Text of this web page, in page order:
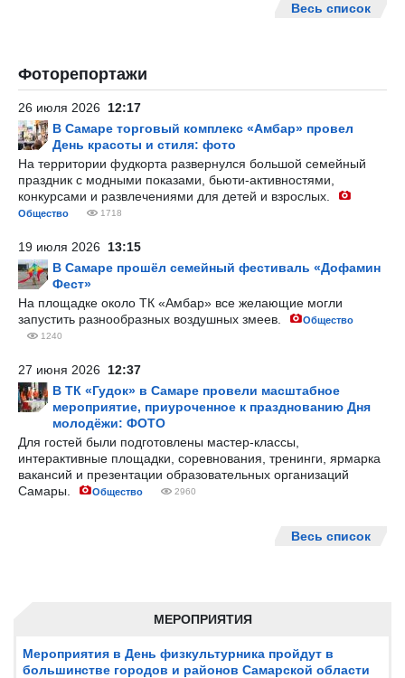
МЕРОПРИЯТИЯ
Мероприятия в День физкультурника пройдут в
большинстве городов и районов Самарской области
Весь список
Фоторепортажи
26 июля 2026 12:17
В Самаре торговый комплекс «Амбар» провел
День красоты и стиля: фото
На территории фудкорта развернулся большой семейный
праздник с модными показами, бьюти-активностями,
конкурсами и развлечениями для детей и взрослых.
Общество 1718
19 июля 2026 13:15
В Самаре прошёл семейный фестиваль «Дофамин
Фест»
На площадке около ТК «Амбар» все желающие могли
запустить разнообразных воздушных змеев.
Общество
1240
27 июня 2026 12:37
В ТК «Гудок» в Самаре провели масштабное
мероприятие, приуроченное к празднованию Дня
молодёжи: ФОТО
Для гостей были подготовлены мастер-классы,
интерактивные площадки, соревнования, тренинги, ярмарка
вакансий и презентации образовательных организаций
Самары.
Общество 2960
Весь список